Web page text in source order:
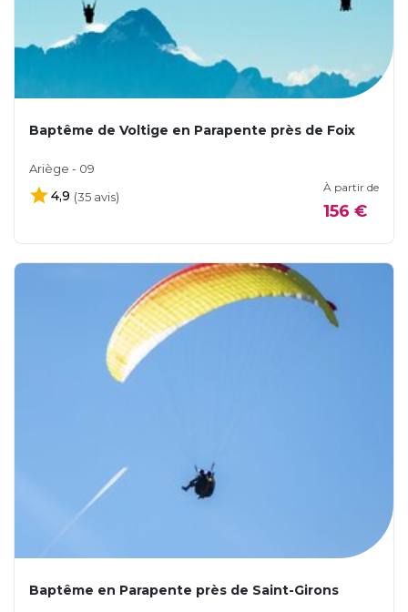
Baptême de Voltige en Parapente près de Foix
Ariège - 09
4,9 (35 avis)
À partir de
156 €
Baptême en Parapente près de Saint-Girons